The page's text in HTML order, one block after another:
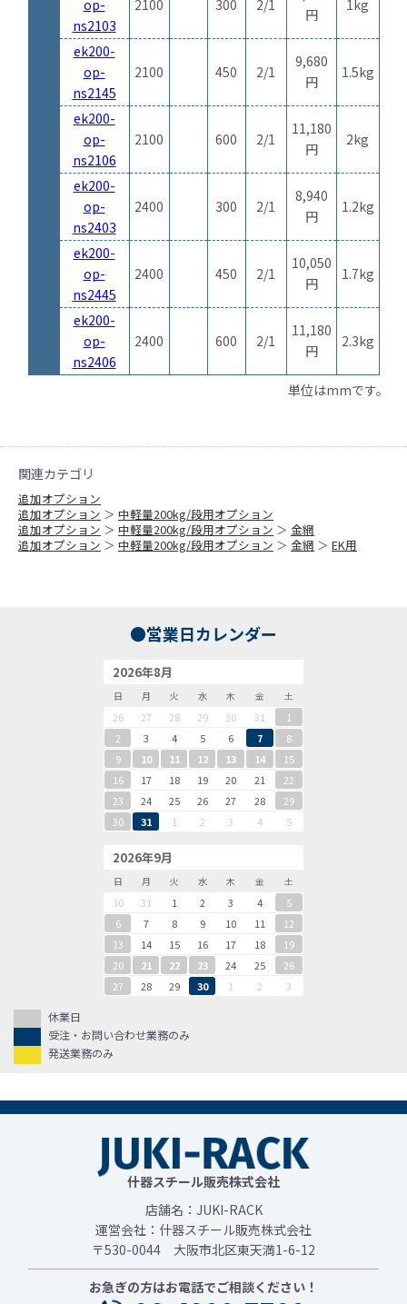
op-
ns2103
2100 300 2/1
円
1kg
ek200-
op-
ns2145
2100 450 2/1
9,680
円
1.5kg
ek200-
op-
ns2106
2100 600 2/1
11,180
円
2kg
ek200-
op-
ns2403
2400 300 2/1
8,940
円
1.2kg
ek200-
op-
ns2445
2400 450 2/1
10,050
円
1.7kg
ek200-
op-
ns2406
2400 600 2/1
11,180
円
2.3kg
単位はmmです。
関連カテゴリ
追加オプション
追加オプション ＞ 中軽量200kg/段用オプション
追加オプション ＞ 中軽量200kg/段用オプション ＞ 金網
追加オプション ＞ 中軽量200kg/段用オプション ＞ 金網 ＞ EK用
●営業日カレンダー
2026年8月
日 月 火 水 木 金 土
26 27 28 29 30 31
1
2
3 4 5 6 7
8
9
10 11 12 13 14
15
16
17 18 19 20 21
22
23
24 25 26 27 28
29
30
31 1 2 3 4 5
2026年9月
日 月 火 水 木 金 土
30 31 1 2 3 4
5
6
7 8 9 10 11
12
13
14 15 16 17 18
19
20
21 22 23 24 25
26
27
28 29 30 1 2 3
休業日
受注・お問い合わせ業務のみ
発送業務のみ
什器スチール販売株式会社
店舗名：JUKI-RACK
運営会社：什器スチール販売株式会社
〒530-0044 大阪市北区東天満1-6-12
お急ぎの方はお電話でご相談ください！